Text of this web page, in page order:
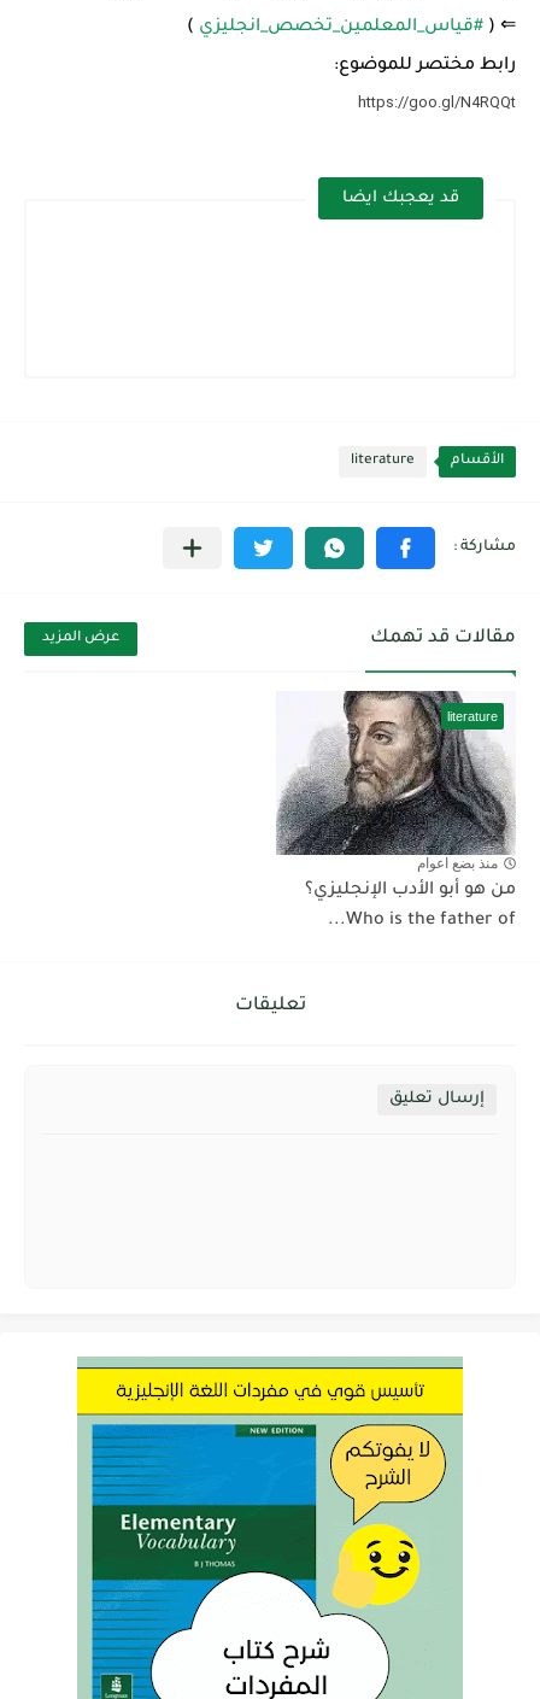
⇐ ( #قياس_المعلمين_تخصص_انجليزي )
رابط مختصر للموضوع:
https://goo.gl/N4RQQt
قد يعجبك ايضا
الأقسام literature
مقالات قد تهمك عرض المزيد
literature
منذ بضع اعوام
من هو أبو الأدب الإنجليزي؟
Who is the father of...
تعليقات
إرسال تعليق